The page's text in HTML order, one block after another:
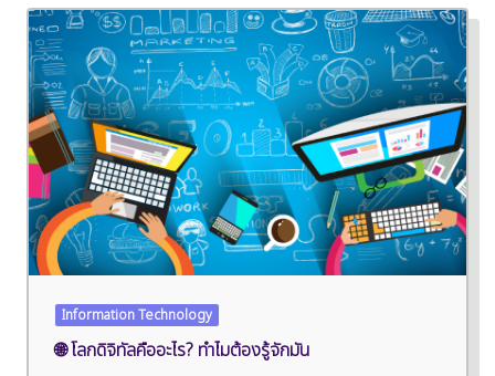
Information Technology
🌐 โลกดิจิทัลคืออะไร? ทำไมต้องรู้จักมัน